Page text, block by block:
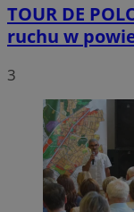
TOUR DE
ruchu w
3